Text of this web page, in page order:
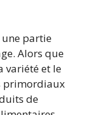
partie
Alors que
variété et le
primordiaux
de